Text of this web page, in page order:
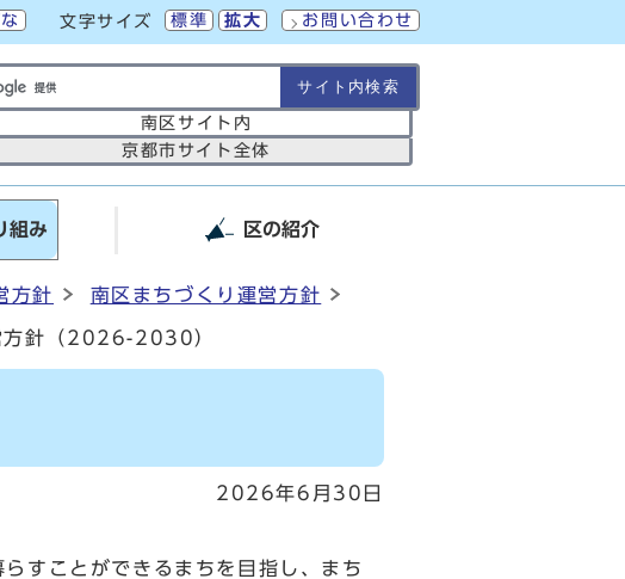
文字サイズ 標準 拡大 お問い合わせ
ト内検索の範囲
南区サイト内
京都市サイト全体
組み 区の紹介
方針 南区まちづくり運営方針
方針（2026-2030）
2026年6月30日
すことができるまちを目指し、まち